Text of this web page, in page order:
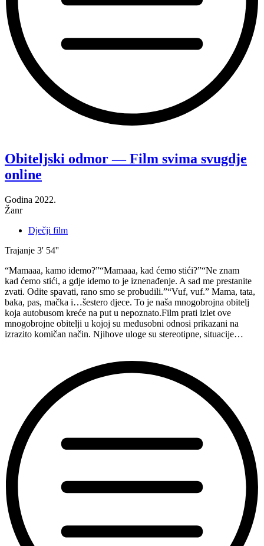
smo
svi
posebni
Film
svima
online”
Obiteljski odmor — Film svima svugdje
online
Godina 2022.
Žanr
Dječji film
Trajanje 3' 54''
“Mamaaa, kamo idemo?”“Mamaaa, kad ćemo stići?”“Ne znam
kad ćemo stići, a gdje idemo to je iznenađenje. A sad me prestanite
zvati. Odite spavati, rano smo se probudili.”“Vuf, vuf.” Mama, tata,
baka, pas, mačka i…šestero djece. To je naša mnogobrojna obitelj
koja autobusom kreće na put u nepoznato.Film prati izlet ove
mnogobrojne obitelji u kojoj su međusobni odnosi prikazani na
izrazito komičan način. Njihove uloge su stereotipne, situacije…